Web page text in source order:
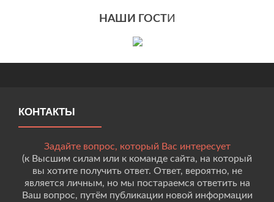
НАШИ ГОСТИ
КОНТАКТЫ
Задайте вопрос, который Вас интересует
(к Высшим силам или к команде сайта, на который
вы хотите получить ответ. Ответ, вероятно, не
является личным, но мы постараемся ответить на
Ваш вопрос, путём публикации новой информации